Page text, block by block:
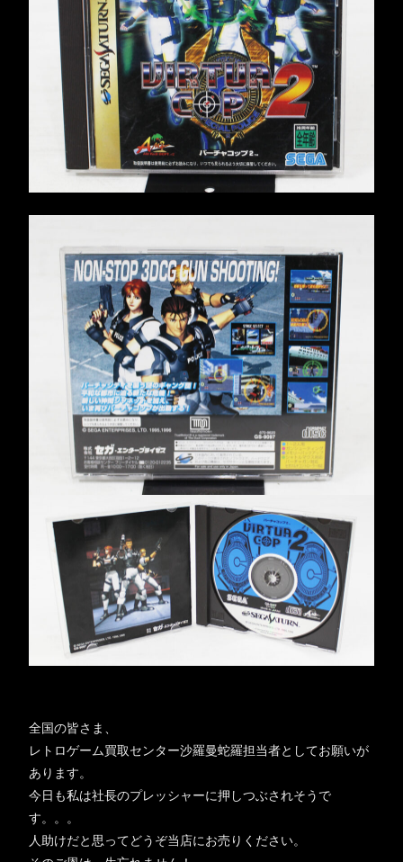
全国の皆さま、
レトロゲーム買取センター沙羅曼蛇羅担当者としてお願いが
あります。
今日も私は社長のプレッシャーに押しつぶされそうで
す。。。
人助けだと思ってどうぞ当店にお売りください。